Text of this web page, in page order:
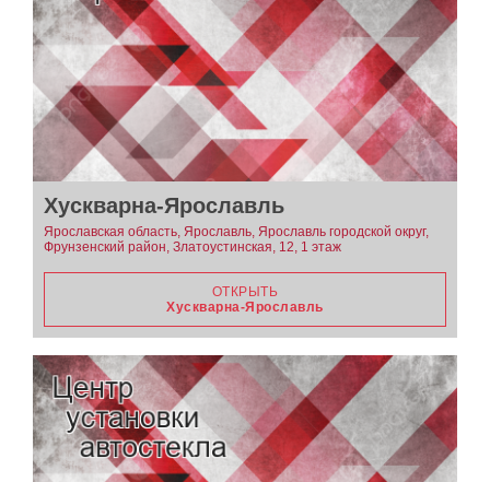
Хускварна-Ярославль
Ярославская область, Ярославль, Ярославль городской округ,
Фрунзенский район, Златоустинская, 12, 1 этаж
ОТКРЫТЬ
Хускварна-Ярославль